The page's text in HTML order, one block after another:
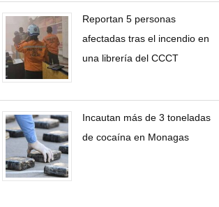
Reportan 5 personas
afectadas tras el incendio en
una librería del CCCT
Incautan más de 3 toneladas
de cocaína en Monagas